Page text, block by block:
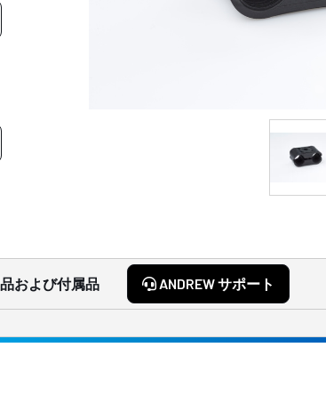
および付属品 ANDREW サポート